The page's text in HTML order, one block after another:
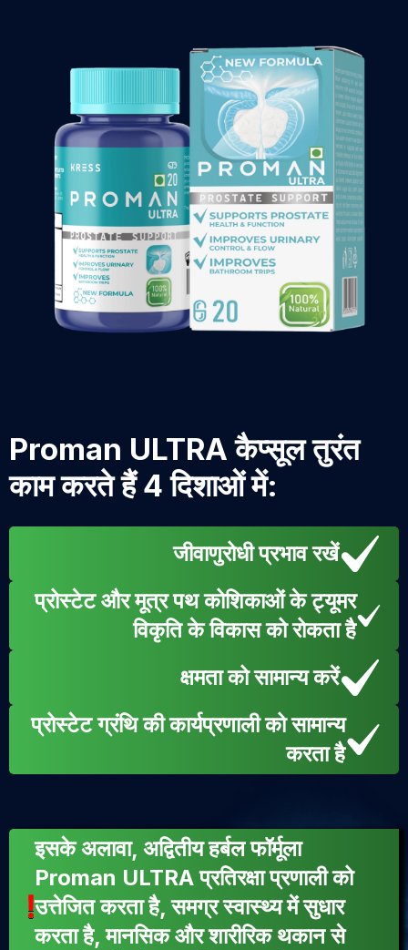
Proman ULTRA कैप्सूल तुरंत
काम करते हैं 4 दिशाओं में:
जीवाणुरोधी प्रभाव रखें
प्रोस्टेट और मूत्र पथ कोशिकाओं के ट्यूमर
विकृति के विकास को रोकता है
क्षमता को सामान्य करें
प्रोस्टेट ग्रंथि की कार्यप्रणाली को सामान्य
करता है
इसके अलावा, अद्वितीय हर्बल फॉर्मूला
Proman ULTRA प्रतिरक्षा प्रणाली को
उत्तेजित करता है, समग्र स्वास्थ्य में सुधार
करता है, मानसिक और शारीरिक थकान से